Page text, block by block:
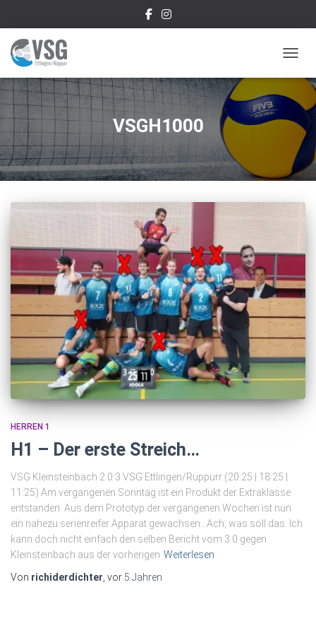
VSGH1000
HERREN 1
H1 – Der erste Streich…
VSG Kleinsteinbach 2 0:3 VSG Ettlingen/Rüppurr (20:25 | 18:25 |
11:25) Am vergangenen Sonntag ist ein Produkt der Extraklasse
entstanden. Aus dem Prototyp der vergangenen Wochen ist nun
ein nahezu serienreifer Apparat gewachsen…Ach, was soll das. Ich
kann doch nicht einfach den selben Bericht vom 3:0 gegen
Kleinsteinbach aus der vorherigen Weiterlesen
Von richiderdichter , vor 5 Jahren